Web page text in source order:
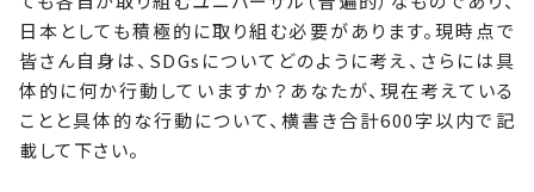
日本としても積極的に取り組む必要があります。現時点で
皆さん自身は、SDGsについてどのように考え、さらには具
体的に何か行動していますか？あなたが、現在考えている
ことと具体的な行動について、横書き合計600字以内で記
載して下さい。